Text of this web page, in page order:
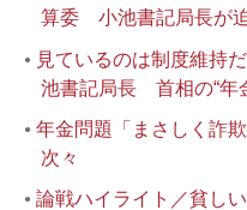
算委 小池書記局長が
見ているのは制度維持
池書記局長 首相の“年
年金問題「まさしく詐
次々
論戦ハイライト／貧し